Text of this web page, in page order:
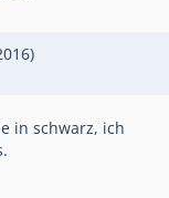
in schwarz, ich